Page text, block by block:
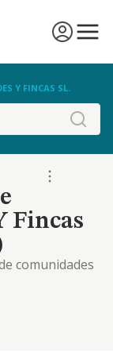
Y FINCAS SL.
Fincas
comunidades
de
de montes.
comunidades
energéticas.
fincas en